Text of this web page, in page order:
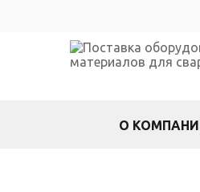
О